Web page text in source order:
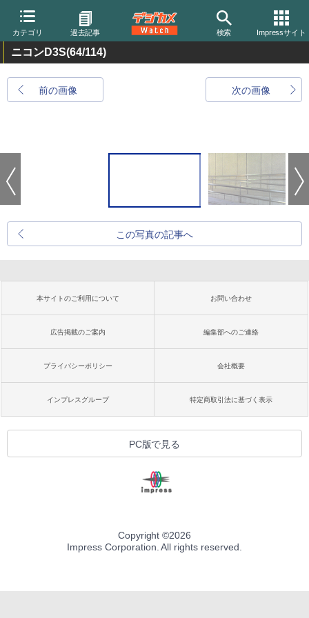
カテゴリ 過去記事 検索 Impressサイト
ニコンD3S(64/114)
前の画像 次の画像
この写真の記事へ
本サイトのご利用について お問い合わせ
広告掲載のご案内 編集部へのご連絡
プライバシーポリシー 会社概要
インプレスグループ 特定商取引法に基づく表示
PC版で見る
Copyright ©2026
Impress Corporation. All rights reserved.